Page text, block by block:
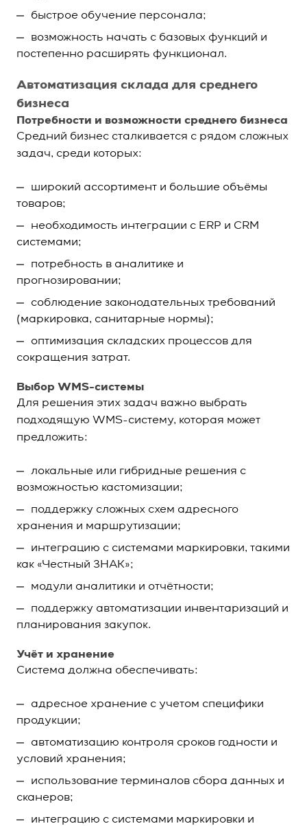
быстрое обучение персонала;
возможность начать с базовых функций и
постепенно расширять функционал.
Автоматизация склада для среднего
бизнеса
Потребности и возможности среднего бизнеса
Средний бизнес сталкивается с рядом сложных
задач, среди которых:
широкий ассортимент и большие объёмы
товаров;
необходимость интеграции с ERP и CRM
системами;
потребность в аналитике и
прогнозировании;
соблюдение законодательных требований
(маркировка, санитарные нормы);
оптимизация складских процессов для
сокращения затрат.
Выбор WMS-системы
Для решения этих задач важно выбрать
подходящую WMS-систему, которая может
предложить:
локальные или гибридные решения с
возможностью кастомизации;
поддержку сложных схем адресного
хранения и маршрутизации;
интеграцию с системами маркировки, такими
как «Честный ЗНАК»;
модули аналитики и отчётности;
поддержку автоматизации инвентаризаций и
планирования закупок.
Учёт и хранение
Система должна обеспечивать:
адресное хранение с учетом специфики
продукции;
автоматизацию контроля сроков годности и
условий хранения;
использование терминалов сбора данных и
сканеров;
интеграцию с системами маркировки и